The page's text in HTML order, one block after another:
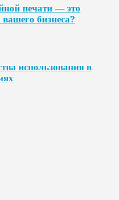
печати — это
бизнеса?
использования в